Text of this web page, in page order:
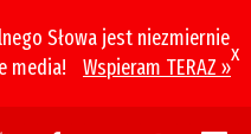
Słowa jest niezmiernie
media!
Wspieram TERAZ »
x